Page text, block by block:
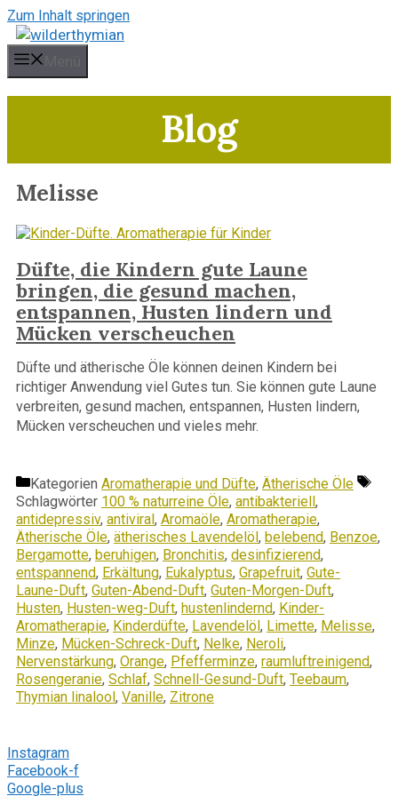
Zum Inhalt springen
Blog
Melisse
Düfte, die Kindern gute Laune
bringen, die gesund machen,
entspannen, Husten lindern und
Mücken verscheuchen
Düfte und ätherische Öle können deinen Kindern bei
richtiger Anwendung viel Gutes tun. Sie können gute Laune
verbreiten, gesund machen, entspannen, Husten lindern,
Mücken verscheuchen und vieles mehr.
Kategorien Aromatherapie und Düfte, Ätherische Öle
Schlagwörter 100 % naturreine Öle, antibakteriell ,
antidepressiv, antiviral , Aromaöle, Aromatherapie,
Ätherische Öle, ätherisches Lavendelöl , belebend, Benzoe,
Bergamotte, beruhigen, Bronchitis, desinfizierend,
entspannend, Erkältung, Eukalyptus, Grapefruit, Gute-
Laune-Duft, Guten-Abend-Duft, Guten-Morgen-Duft,
Husten, Husten-weg-Duft, hustenlindernd, Kinder-
Aromatherapie, Kinderdüfte, Lavendelöl , Limette, Melisse,
Minze, Mücken-Schreck-Duft, Nelke, Neroli,
Nervenstärkung, Orange, Pfefferminze, raumluftreinigend,
Rosengeranie, Schlaf, Schnell-Gesund-Duft, Teebaum,
Thymian linalool , Vanille, Zitrone
Instagram
Facebook-f
Google-plus